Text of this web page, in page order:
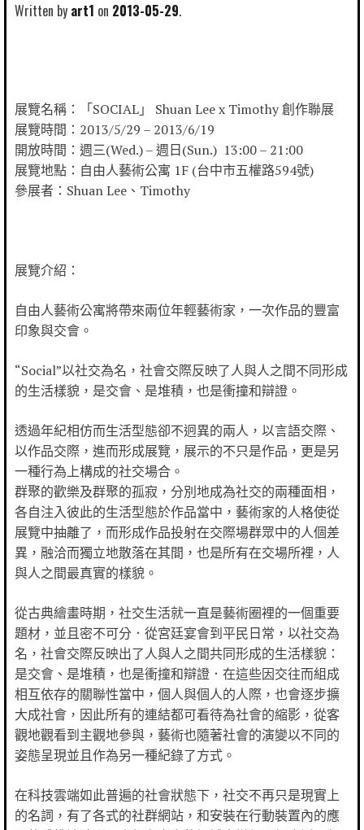
Written by art1 2013-05-29
展覽名稱：「SOCIAL」 Shuan Lee x Timothy 創作聯展
展覽時間：2013/5/29 – 2013/6/19
開放時間：週三(Wed.) – 週日(Sun.) 13:00 – 21:00
展覽地點：自由人藝術公寓 1F (台中市五權路594號)
參展者：Shuan Lee、Timothy
展覽介紹：
自由人藝術公寓將帶來兩位年輕藝術家，一次作品的豐富
印象與交會。
“Social”以社交為名，社會交際反映了人與人之間不同形成
的生活樣貌，是交會、是堆積，也是衝撞和辯證。
透過年紀相仿而生活型態卻不迥異的兩人，以言語交際、
以作品交際，進而形成展覽，展示的不只是作品，更是另
一種行為上構成的社交場合。
群聚的歡樂及群聚的孤寂，分別地成為社交的兩種面相，
各自注入彼此的生活型態於作品當中，藝術家的人格使從
展覽中抽離了，而形成作品投射在交際場群眾中的人個差
異，融洽而獨立地散落在其間，也是所有在交場所裡，人
與人之間最真實的樣貌。
從古典繪畫時期，社交生活就一直是藝術圈裡的一個重要
題材，並且密不可分．從宮廷宴會到平民日常，以社交為
名，社會交際反映出了人與人之間共同形成的生活樣貌：
是交會、是堆積，也是衝撞和辯證．在這些因交往而組成
相互依存的關聯性當中，個人與個人的人際，也會逐步擴
大成社會，因此所有的連結都可看待為社會的縮影，從客
觀地觀看到主觀地參與，藝術也隨著社會的演變以不同的
姿態呈現並且作為另一種紀錄了方式。
在科技雲端如此普遍的社會狀態下，社交不再只是現實上
的名詞，有了各式的社群網站，和安裝在行動裝置內的應